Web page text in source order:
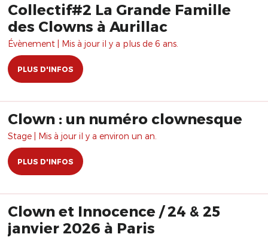
Collectif#2 La Grande Famille
des Clowns à Aurillac
Évènement | Mis à jour il y a plus de 6 ans.
PLUS D'INFOS
Clown : un numéro clownesque
Stage | Mis à jour il y a environ un an.
PLUS D'INFOS
Clown et Innocence / 24 & 25
janvier 2026 à Paris